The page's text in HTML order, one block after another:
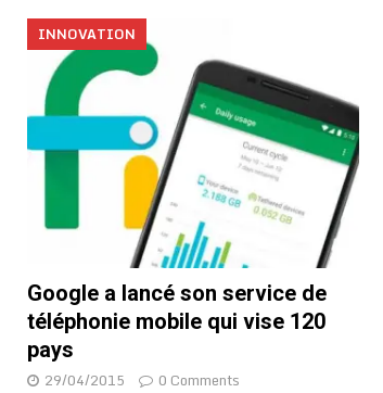
INNOVATION
Google a lancé son service de
téléphonie mobile qui vise 120
pays
29/04/2015 0 Comments